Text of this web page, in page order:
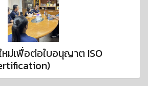
หม่เพื่อต่อใบอนุญาต ISO